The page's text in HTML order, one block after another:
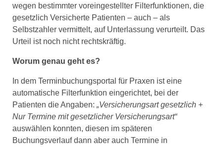
wegen bestimmter voreingestellter Filterfunktionen, die
gesetzlich Versicherte Patienten – auch – als
Selbstzahler vermittelt, auf Unterlassung verurteilt. Das
Urteil ist noch nicht rechtskräftig.
Worum genau geht es?
In dem Terminbuchungsportal für Praxen ist eine
automatische Filterfunktion eingerichtet, bei der
Patienten die Angaben: „Versicherungsart gesetzlich +
Nur Termine mit gesetzlicher Versicherungsart“
auswählen konnten, diesen im späteren
Buchungsverlauf dann aber auch Termine in